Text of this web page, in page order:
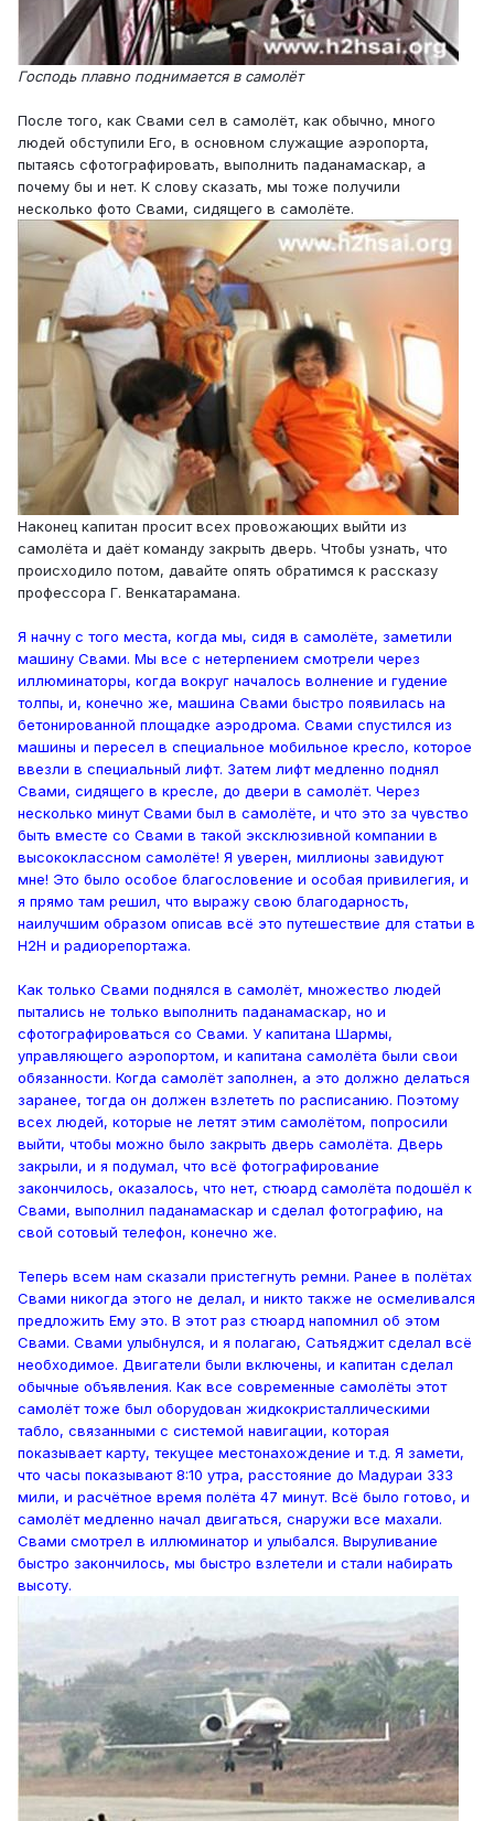
Господь плавно поднимается в самолёт
После того, как Свами сел в самолёт, как обычно, много
людей обступили Его, в основном служащие аэропорта,
пытаясь сфотографировать, выполнить паданамаскар, а
почему бы и нет. К слову сказать, мы тоже получили
несколько фото Свами, сидящего в самолёте.
Наконец капитан просит всех провожающих выйти из
самолёта и даёт команду закрыть дверь. Чтобы узнать, что
происходило потом, давайте опять обратимся к рассказу
профессора Г. Венкатарамана.
Я начну с того места, когда мы, сидя в самолёте, заметили
машину Свами. Мы все с нетерпением смотрели через
иллюминаторы, когда вокруг началось волнение и гудение
толпы, и, конечно же, машина Свами быстро появилась на
бетонированной площадке аэродрома. Свами спустился из
машины и пересел в специальное мобильное кресло, которое
ввезли в специальный лифт. Затем лифт медленно поднял
Свами, сидящего в кресле, до двери в самолёт. Через
несколько минут Свами был в самолёте, и что это за чувство
быть вместе со Свами в такой эксклюзивной компании в
высококлассном самолёте! Я уверен, миллионы завидуют
мне! Это было особое благословение и особая привилегия, и
я прямо там решил, что выражу свою благодарность,
наилучшим образом описав всё это путешествие для статьи в
H2H и радиорепортажа.
Как только Свами поднялся в самолёт, множество людей
пытались не только выполнить паданамаскар, но и
сфотографироваться со Свами. У капитана Шармы,
управляющего аэропортом, и капитана самолёта были свои
обязанности. Когда самолёт заполнен, а это должно делаться
заранее, тогда он должен взлететь по расписанию. Поэтому
всех людей, которые не летят этим самолётом, попросили
выйти, чтобы можно было закрыть дверь самолёта. Дверь
закрыли, и я подумал, что всё фотографирование
закончилось, оказалось, что нет, стюард самолёта подошёл к
Свами, выполнил паданамаскар и сделал фотографию, на
свой сотовый телефон, конечно же.
Теперь всем нам сказали пристегнуть ремни. Ранее в полётах
Свами никогда этого не делал, и никто также не осмеливался
предложить Ему это. В этот раз стюард напомнил об этом
Свами. Свами улыбнулся, и я полагаю, Сатьяджит сделал всё
необходимое. Двигатели были включены, и капитан сделал
обычные объявления. Как все современные самолёты этот
самолёт тоже был оборудован жидкокристаллическими
табло, связанными с системой навигации, которая
показывает карту, текущее местонахождение и т.д. Я замети,
что часы показывают 8:10 утра, расстояние до Мадураи 333
мили, и расчётное время полёта 47 минут. Всё было готово, и
самолёт медленно начал двигаться, снаружи все махали.
Свами смотрел в иллюминатор и улыбался. Выруливание
быстро закончилось, мы быстро взлетели и стали набирать
высоту.